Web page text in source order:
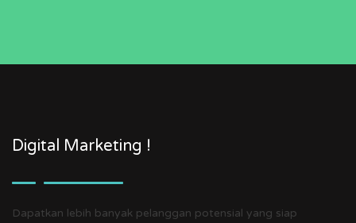
Digital Marketing !
Dapatkan lebih banyak pelanggan potensial yang siap